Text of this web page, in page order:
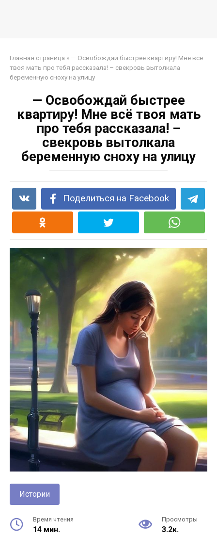
Главная страница » — Освобождай быстрее квартиру! Мне всё
твоя мать про тебя рассказала! – свекровь вытолкала
беременную сноху на улицу
— Освобождай быстрее
квартиру! Мне всё твоя мать
про тебя рассказала! –
свекровь вытолкала
беременную сноху на улицу
Поделиться на Facebook
Истории
Время чтения
14 мин.
Просмотры
3.2к.